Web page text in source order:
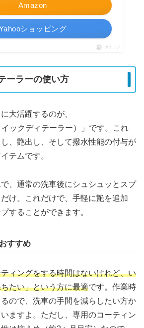
Amazon
ショッピング
ポチップ
ーラーの使い方
大活躍するのが、
イックディテーラー）」です。これ
、艶出し、そして撥水性能の付与が
テムです。
、通常の洗車後にシュシュッとスプ
け。これだけで、手軽に艶を追加
することができます。
すすめ
ィングをする時間はないけれど、い
たい」という方に最適です。作業時
ので、洗車の手間を減らしたい方か
ますよ。ただし、専用のコーティン